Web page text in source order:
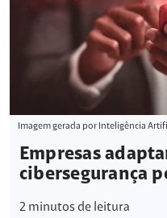
Imagem gerada por Inteligência
Empresas
cibersegurança
2 minutos de leitura